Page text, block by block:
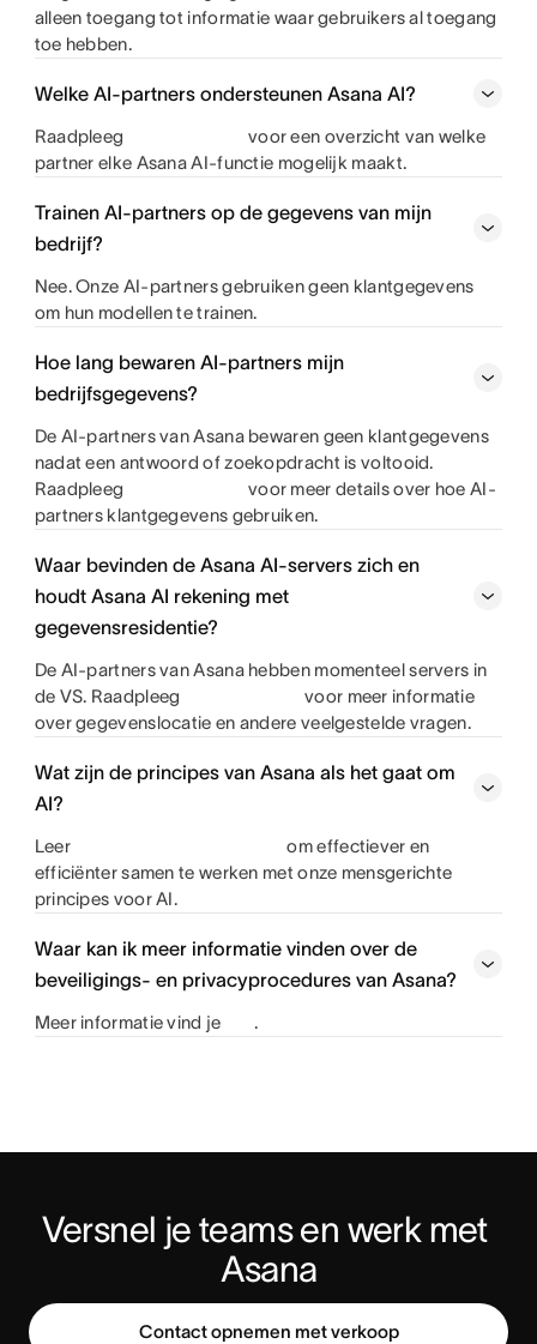
alleen toegang tot informatie waar gebruikers al toegang
toe hebben.
Welke AI-partners ondersteunen Asana AI?
Raadpleeg
voor een overzicht van welke
partner elke Asana AI-functie mogelijk maakt.
Trainen AI-partners op de gegevens van mijn
bedrijf?
Nee. Onze AI-partners gebruiken geen klantgegevens
om hun modellen te trainen.
Hoe lang bewaren AI-partners mijn
bedrijfsgegevens?
De AI-partners van Asana bewaren geen klantgegevens
nadat een antwoord of zoekopdracht is voltooid.
Raadpleeg
voor meer details over hoe AI-
partners klantgegevens gebruiken.
Waar bevinden de Asana AI-servers zich en
houdt Asana AI rekening met
gegevensresidentie?
De AI-partners van Asana hebben momenteel servers in
de VS. Raadpleeg
voor meer informatie
over gegevenslocatie en andere veelgestelde vragen.
Wat zijn de principes van Asana als het gaat om
AI?
Leer
om effectiever en
efficiënter samen te werken met onze mensgerichte
principes voor AI.
Waar kan ik meer informatie vinden over de
beveiligings- en privacyprocedures van Asana?
Meer informatie vind je .
Versnel je teams en werk met
Asana
Contact opnemen met verkoop